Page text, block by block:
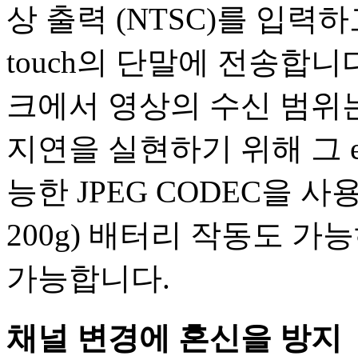
상 출력 (NTSC)를 입력하
touch의 단말에 전송합
크에서 영상의 수신 범위
지연을 실현하기 위해 그
능한 JPEG CODEC을 사
200g) 배터리 작동도 가
가능합니다.
채널 변경에 혼신을 방지